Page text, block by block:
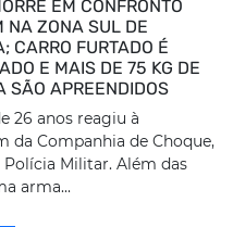
EM CONFRONTO
NA ZONA SUL DE
CARRO FURTADO É
E MAIS DE 75 KG DE
SÃO APREENDIDOS
26 anos reagiu à
da Companhia de Choque,
Polícia Militar. Além das
arma...